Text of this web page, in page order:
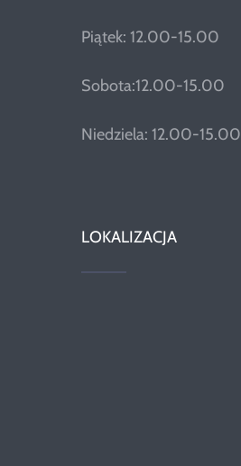
Piątek: 12.00-15.00
Sobota:12.00-15.00
Niedziela: 12.00-15.00
LOKALIZACJA